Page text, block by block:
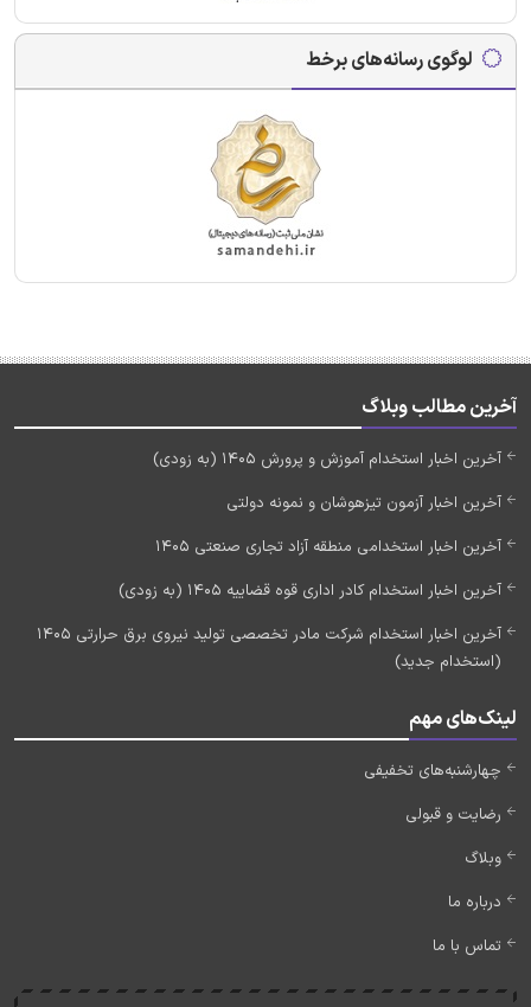
لوگوی رسانه‌های برخط
آخرین مطالب وبلاگ
آخرین اخبار استخدام آموزش و پرورش 1405 (به زودی)
آخرین اخبار آزمون تیزهوشان و نمونه دولتی
آخرین اخبار استخدامی منطقه آزاد تجاری صنعتی 1405
آخرین اخبار استخدام کادر اداری قوه قضاییه 1405 (به زودی)
آخرین اخبار استخدام شرکت مادر تخصصی تولید نیروی برق حرارتی 1405
(استخدام جدید)
لینک‌های مهم
چهارشنبه‌های تخفیفی
رضایت و قبولی
وبلاگ
درباره ما
تماس با ما